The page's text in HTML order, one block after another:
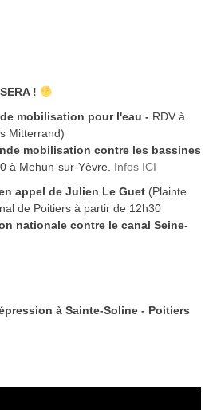
!
mobilisation pour l'eau - RDV à
Mitterrand)
mobilisation contre les bassines
à Mehun-sur-Yèvre. Infos ICI
appel de Julien Le Guet(Plainte
de Poitiers à partir de 12h30
nationale contre le canal Seine-
à Sainte-Soline - Poitiers